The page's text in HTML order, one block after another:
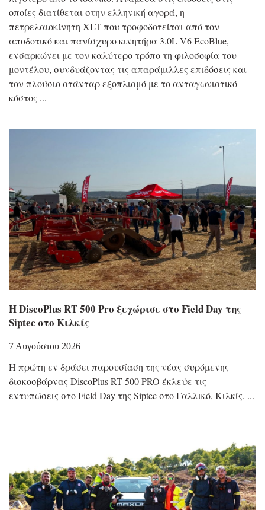
οποίες διατίθεται στην ελληνική αγορά, η
πετρελαιοκίνητη XLT που τροφοδοτείται από τον
αποδοτικό και πανίσχυρο κινητήρα 3.0L V6 EcoBlue,
ενσαρκώνει με τον καλύτερο τρόπο τη φιλοσοφία του
μοντέλου, συνδυάζοντας τις απαράμιλλες επιδόσεις και
τον πλούσιο στάνταρ εξοπλισμό με το ανταγωνιστικό
κόστος
Η DiscoPlus RT 500 Pro ξεχώρισε στο Field Day της
Siptec στο Κιλκίς
7 Αυγούστου 2026
Η πρώτη εν δράσει παρουσίαση της νέας συρόμενης
δισκοσβάρνας DiscoPlus RT 500 PRO έκλεψε τις
εντυπώσεις στο Field Day της Siptec στο Γαλλικό, Κιλκίς.